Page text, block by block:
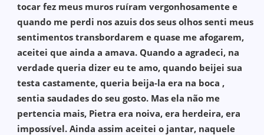
tocar fez meus muros ruíram vergonhosamente e
quando me perdi nos azuis dos seus olhos senti meus
sentimentos transbordarem e quase me afogarem,
aceitei que ainda a amava. Quando a agradeci, na
verdade queria dizer eu te amo, quando beijei sua
testa castamente, queria beija-la era na boca ,
sentia saudades do seu gosto. Mas ela não me
pertencia mais, Pietra era noiva, era herdeira, era
impossível. Ainda assim aceitei o jantar, naquele